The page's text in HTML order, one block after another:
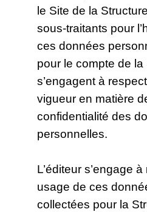
le Site de la
sous-traitants pour
ces données
pour le compte de la
s’engagent à
vigueur en matière
confidentialité des
personnelles.
L’éditeur s’engage
usage de ces
collectées pour la